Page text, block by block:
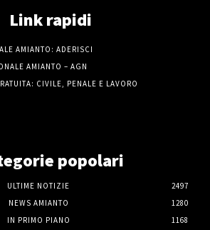
Link rapidi
AMIANTO: ADERISCI
AMIANTO – AGN
CIVILE, PENALE E LAVORO
popolari
ULTIME NOTIZIE
2497
NEWS AMIANTO
1280
IN PRIMO PIANO
1168